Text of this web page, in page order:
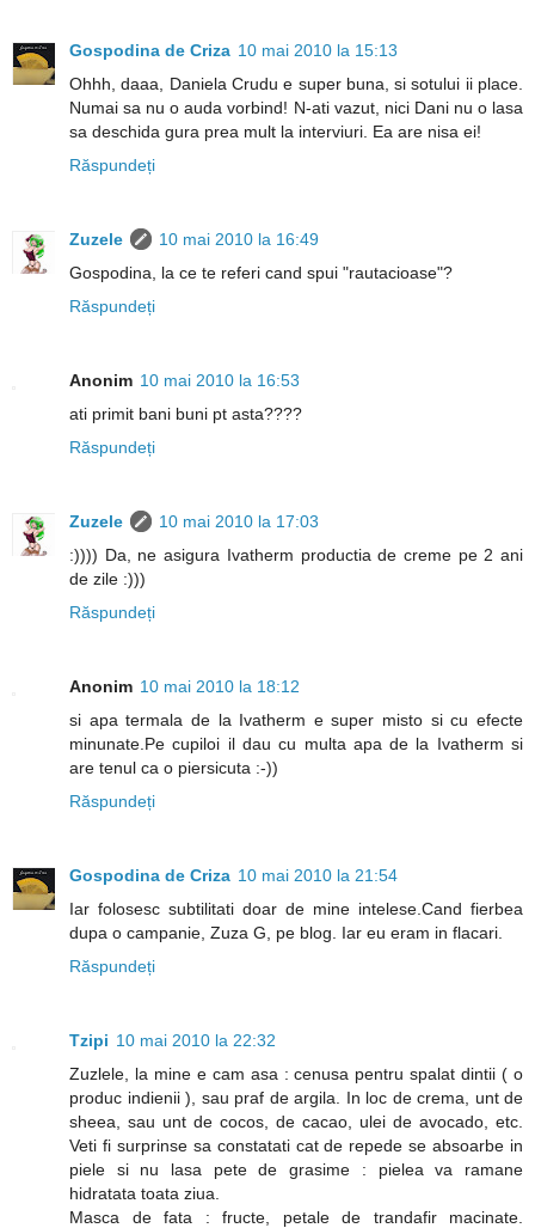
Gospodina de Criza 10 mai 2010 la 15:13
Ohhh, daaa, Daniela Crudu e super buna, si sotului ii place.
Numai sa nu o auda vorbind! N-ati vazut, nici Dani nu o lasa
sa deschida gura prea mult la interviuri. Ea are nisa ei!
Răspundeți
Zuzele
10 mai 2010 la 16:49
Gospodina, la ce te referi cand spui "rautacioase"?
Răspundeți
Anonim 10 mai 2010 la 16:53
ati primit bani buni pt asta????
Răspundeți
Zuzele
10 mai 2010 la 17:03
:)))) Da, ne asigura Ivatherm productia de creme pe 2 ani
de zile :)))
Răspundeți
Anonim 10 mai 2010 la 18:12
si apa termala de la Ivatherm e super misto si cu efecte
minunate.Pe cupiloi il dau cu multa apa de la Ivatherm si
are tenul ca o piersicuta :-))
Răspundeți
Gospodina de Criza 10 mai 2010 la 21:54
Iar folosesc subtilitati doar de mine intelese.Cand fierbea
dupa o campanie, Zuza G, pe blog. Iar eu eram in flacari.
Răspundeți
Tzipi 10 mai 2010 la 22:32
Zuzlele, la mine e cam asa : cenusa pentru spalat dintii ( o
produc indienii ), sau praf de argila. In loc de crema, unt de
sheea, sau unt de cocos, de cacao, ulei de avocado, etc.
Veti fi surprinse sa constatati cat de repede se absoarbe in
piele si nu lasa pete de grasime : pielea va ramane
hidratata toata ziua.
Masca de fata : fructe, petale de trandafir macinate.